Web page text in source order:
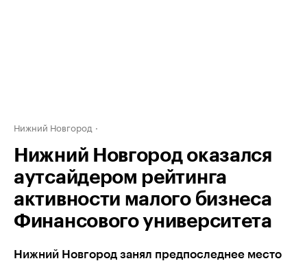
Нижний Новгород
Нижний Новгород оказался
аутсайдером рейтинга
активности малого бизнеса
Финансового университета
Нижний Новгород занял предпоследнее место